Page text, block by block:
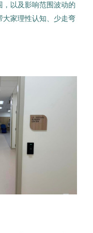
以及影响范围波动的
大家理性认知、少走弯